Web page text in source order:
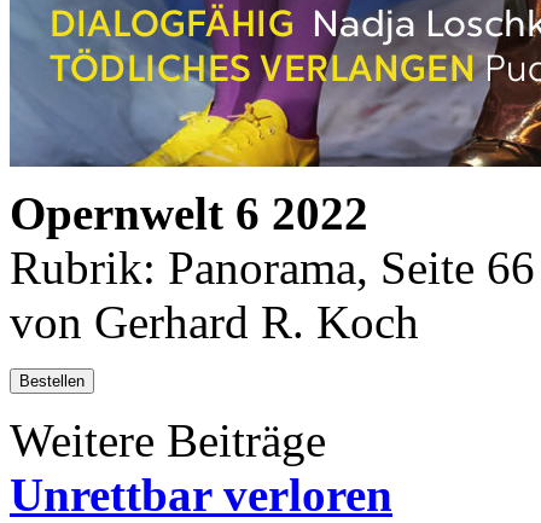
Opernwelt 6 2022
Rubrik: Panorama, Seite 66
von Gerhard R. Koch
Bestellen
Weitere Beiträge
Unrettbar verloren